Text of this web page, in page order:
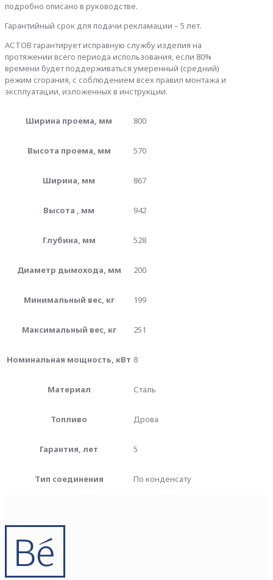
подробно описано в руководстве.
Гарантийный срок для подачи рекламации – 5 лет.
АСТОВ гарантирует исправную службу изделия на
протяжении всего периода использования, если 80%
времени будет поддерживаться умеренный (средний)
режим сгорания, с соблюдением всех правил монтажа и
эксплуатации, изложенных в инструкции.
Ширина проема, мм 800
Высота проема, мм 570
Ширина, мм 867
Высота , мм 942
Глубина, мм 528
Диаметр дымохода, мм 200
Минимальный вес, кг 199
Максимальный вес, кг 251
Номинальная мощность, кВт 8
Материал Сталь
Топливо Дрова
Гарантия, лет 5
Тип соединения По конденсату